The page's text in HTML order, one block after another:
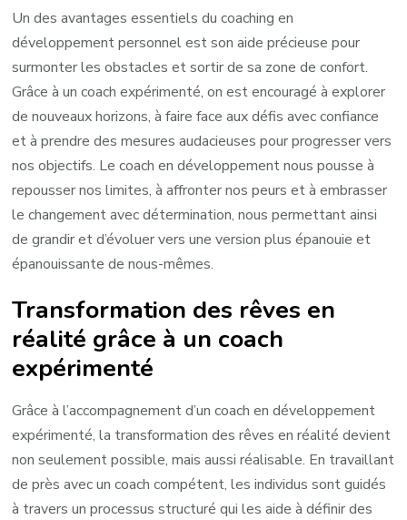
Un des avantages essentiels du coaching en
développement personnel est son aide précieuse pour
surmonter les obstacles et sortir de sa zone de confort.
Grâce à un coach expérimenté, on est encouragé à explorer
de nouveaux horizons, à faire face aux défis avec confiance
et à prendre des mesures audacieuses pour progresser vers
nos objectifs. Le coach en développement nous pousse à
repousser nos limites, à affronter nos peurs et à embrasser
le changement avec détermination, nous permettant ainsi
de grandir et d’évoluer vers une version plus épanouie et
épanouissante de nous-mêmes.
Transformation des rêves en
réalité grâce à un coach
expérimenté
Grâce à l’accompagnement d’un coach en développement
expérimenté, la transformation des rêves en réalité devient
non seulement possible, mais aussi réalisable. En travaillant
de près avec un coach compétent, les individus sont guidés
à travers un processus structuré qui les aide à définir des